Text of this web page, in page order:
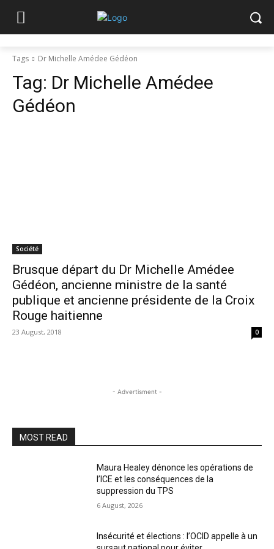
Tags Dr Michelle Amédee Gédéon
Tag: Dr Michelle Amédee
Gédéon
Société
Brusque départ du Dr Michelle Amédee
Gédéon, ancienne ministre de la santé
publique et ancienne présidente de la Croix
Rouge haitienne
23 August, 2018 0
- Advertisment -
MOST READ
Maura Healey dénonce les opérations de
l’ICE et les conséquences de la
suppression du TPS
6 August, 2026
Insécurité et élections : l’OCID appelle à un